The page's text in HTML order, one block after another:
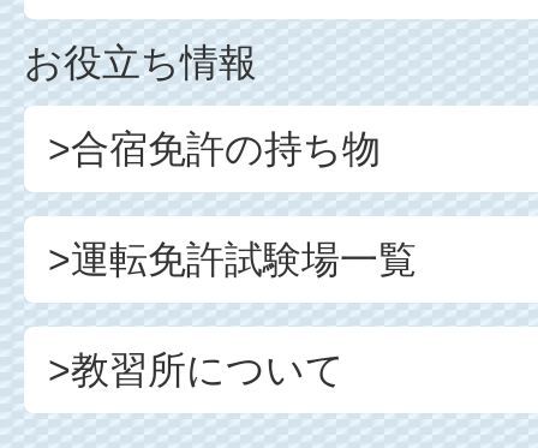
お役立ち情報
>合宿免許の持ち物
>運転免許試験場一覧
>教習所について